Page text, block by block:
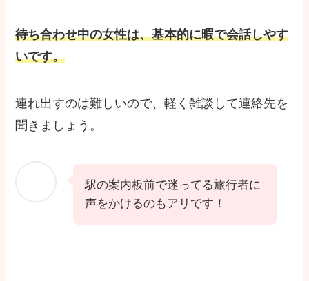
待ち合わせ中の女性は、基本的に暇で会話しやす
いです。
連れ出すのは難しいので、軽く雑談して連絡先を
聞きましょう。
駅の案内板前で迷ってる旅行者に
声をかけるのもアリです！